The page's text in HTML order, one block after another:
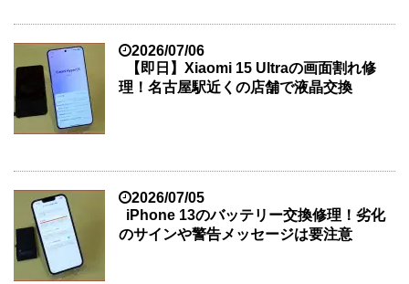
2026/07/06
【即日】Xiaomi 15 Ultraの画面割れ修
理！名古屋駅近くの店舗で液晶交換
2026/07/05
iPhone 13のバッテリー交換修理！劣化
のサインや警告メッセージは要注意